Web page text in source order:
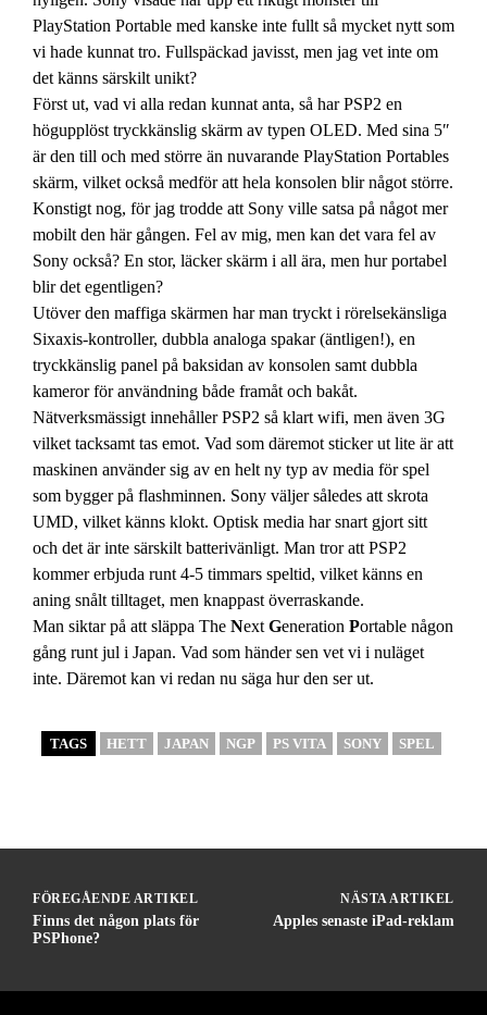
PlayStation Portable med kanske inte fullt så mycket nytt som
vi hade kunnat tro. Fullspäckad javisst, men jag vet inte om
det känns särskilt unikt?
Först ut, vad vi alla redan kunnat anta, så har PSP2 en
högupplöst tryckkänslig skärm av typen OLED. Med sina 5″
är den till och med större än nuvarande PlayStation Portables
skärm, vilket också medför att hela konsolen blir något större.
Konstigt nog, för jag trodde att Sony ville satsa på något mer
mobilt den här gången. Fel av mig, men kan det vara fel av
Sony också? En stor, läcker skärm i all ära, men hur portabel
blir det egentligen?
Utöver den maffiga skärmen har man tryckt i rörelsekänsliga
Sixaxis-kontroller, dubbla analoga spakar (äntligen!), en
tryckkänslig panel på baksidan av konsolen samt dubbla
kameror för användning både framåt och bakåt.
Nätverksmässigt innehåller PSP2 så klart wifi, men även 3G
vilket tacksamt tas emot. Vad som däremot sticker ut lite är att
maskinen använder sig av en helt ny typ av media för spel
som bygger på flashminnen. Sony väljer således att skrota
UMD, vilket känns klokt. Optisk media har snart gjort sitt
och det är inte särskilt batterivänligt. Man tror att PSP2
kommer erbjuda runt 4-5 timmars speltid, vilket känns en
aning snålt tilltaget, men knappast överraskande.
Man siktar på att släppa The Next Generation Portable någon
gång runt jul i Japan. Vad som händer sen vet vi i nuläget
inte. Däremot kan vi redan nu säga hur den ser ut.
TAGS HETT JAPAN NGP PS VITA SONY SPEL
FÖREGÅENDE ARTIKEL
Finns det någon plats för
PSPhone?
NÄSTA ARTIKEL
Apples senaste iPad-reklam